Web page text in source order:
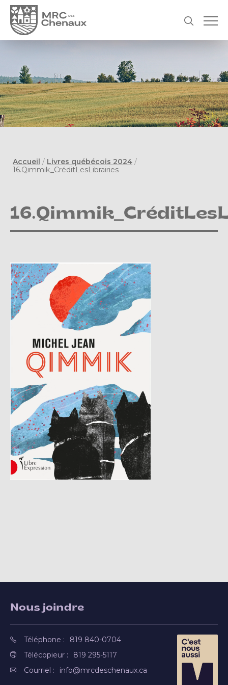
Accueil / Livres québécois 2024 /
16.Qimmik_CréditLesLibrairies
Nous joindre
Téléphone :
819 840-0704
Télécopieur :
819 295-5117
Courriel :
info@mrcdeschenaux.ca